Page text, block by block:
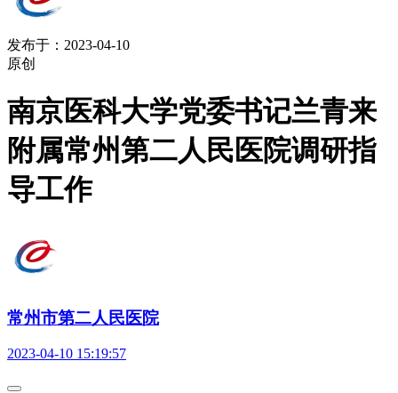
发布于：2023-04-10
原创
南京医科大学党委书记兰青来
附属常州第二人民医院调研指
导工作
常州市第二人民医院
2023-04-10 15:19:57